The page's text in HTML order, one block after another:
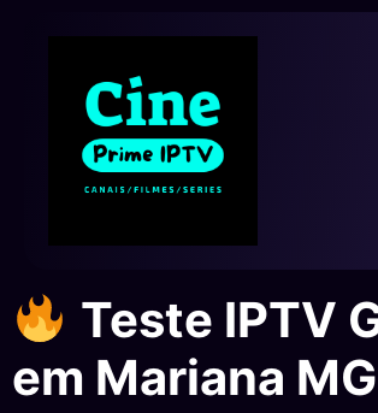
Teste IPTV
em Mariana MG